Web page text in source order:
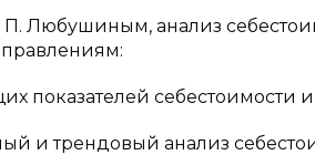
Любушиным, анализ
показателей себестоимости
и трендовый анализ